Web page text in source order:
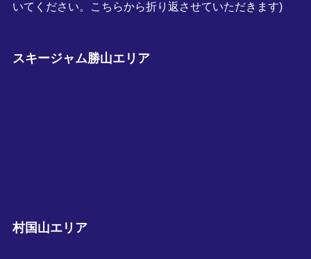
いてください。こちらから折り返させていただきます)
スキージャム勝山エリア
村国山エリア